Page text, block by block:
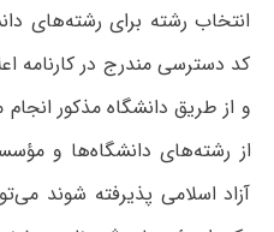
انتخاب رشته برای رشته‌های
کد دسترسی مندرج در کارنامه
و از طریق دانشگاه مذکور
از رشته‌های دانشگاه‌ها و
آزاد اسلامی پذیرفته شوند